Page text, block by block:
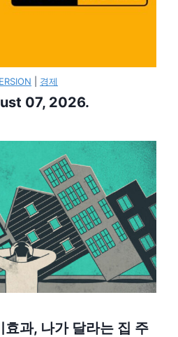
경제
07, 2026.
효과, 나가 달라는 집 주